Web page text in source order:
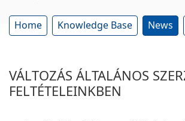
Home Knowledge Base News
VÁLTOZÁS ÁLTALÁNOS
FELTÉTELEINKBEN